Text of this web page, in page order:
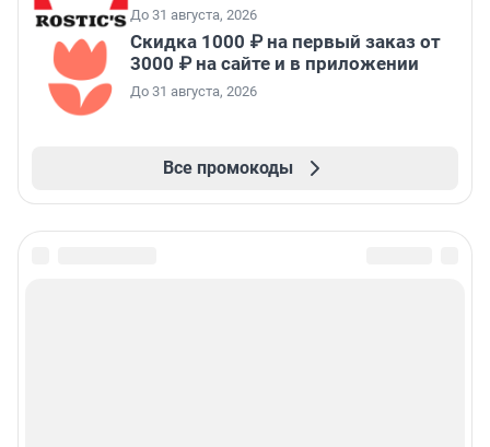
До 31 августа, 2026
Скидка 1000 ₽ на первый заказ от
3000 ₽ на сайте и в приложении
До 31 августа, 2026
Все промокоды